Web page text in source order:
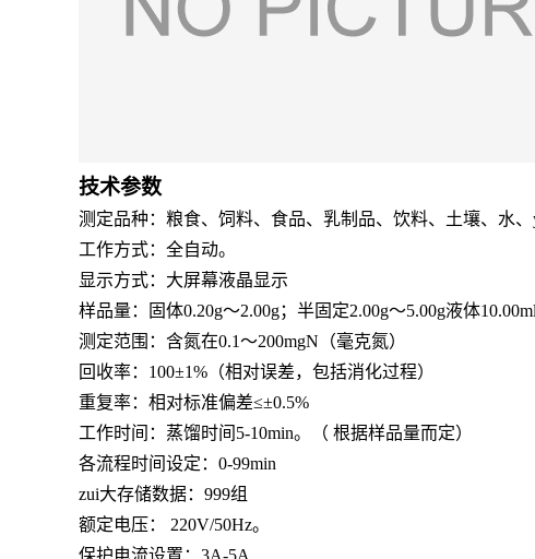
技术参数
测定品种：粮食、饲料、食品、乳制品、饮料、土壤、水、
工作方式：全自动。
显示方式：大屏幕液晶显示
样品量：固体0.20g～2.00g；半固定2.00g～5.00g液体
测定范围：含氮在0.1～200mgN（毫克氮）
回收率：100±1%（相对误差，包括消化过程）
重复率：相对标准偏差≤±0.5%
工作时间：蒸馏时间5-10min。（ 根据样品量而定）
各流程时间设定：0-99min
zui大存储数据：999组
额定电压： 220V/50Hz。
保护电流设置：3A-5A